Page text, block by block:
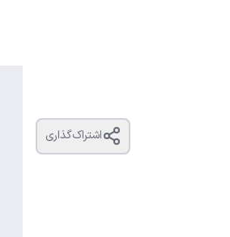
اشتراک‌گذاری